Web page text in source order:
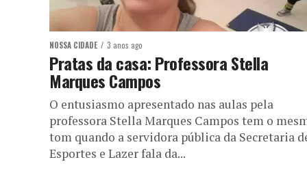
NOSSA CIDADE 3 anos ago
Pratas da casa: Professora Stella
Marques Campos
O entusiasmo apresentado nas aulas pela
professora Stella Marques Campos tem o
tom quando a servidora pública da Secretaria
Esportes e Lazer fala da...